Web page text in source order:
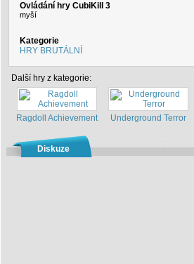
Ovládání hry CubiKill 3
myší
Kategorie
HRY BRUTÁLNÍ
Další hry z kategorie:
Ragdoll Achievement Underground Terror
Diskuze